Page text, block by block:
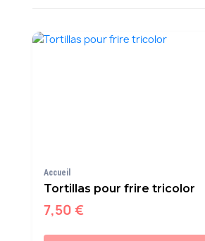
Accueil
Tortillas pour frire tricolor
7,50 €